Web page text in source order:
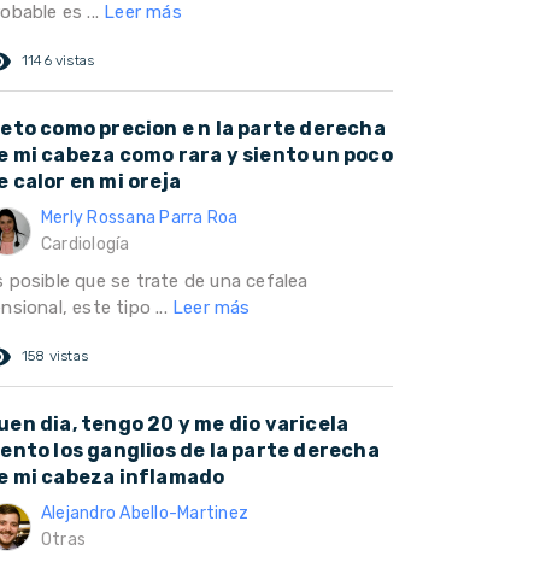
es ... Leer más
1146 vistas
como precion e n la parte derecha
mi cabeza como rara y siento un poco
calor en mi oreja
Merly Rossana Parra Roa
Cardiología
posible que se trate de una cefalea
este tipo ... Leer más
158 vistas
dia, tengo 20 y me dio varicela
los ganglios de la parte derecha
mi cabeza inflamado
Alejandro Abello-Martinez
Otras